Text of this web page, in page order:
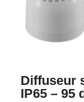
Diffuseur
IP65 – 95